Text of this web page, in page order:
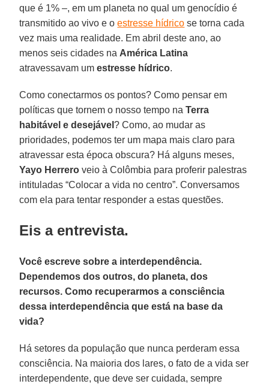
que é 1% –, em um planeta no qual um genocídio é
transmitido ao vivo e oestresse hídrico se torna cada
vez mais uma realidade. Em abril deste ano, ao
menos seis cidades na América Latina
atravessavam umestresse hídrico.
Como conectarmos os pontos? Como pensar em
políticas que tornem o nosso tempo naTerra
habitável e desejável? Como, ao mudar as
prioridades, podemos ter um mapa mais claro para
atravessar esta época obscura? Há alguns meses,
Yayo Herrero veio à Colômbia para proferir palestras
intituladas “Colocar a vida no centro”. Conversamos
com ela para tentar responder a estas questões.
Eis a entrevista.
Você escreve sobre a interdependência.
Dependemos dos outros, do planeta, dos
recursos. Como recuperarmos a consciência
dessa interdependência que está na base da
vida?
Há setores da população que nunca perderam essa
consciência. Na maioria dos lares, o fato de a vida ser
interdependente, que deve ser cuidada, sempre